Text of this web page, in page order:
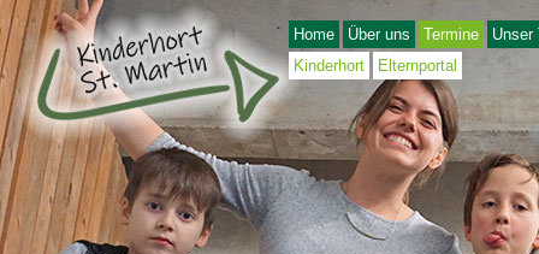
Home Über uns Termine
Unser
Kinderhort
Elternportal